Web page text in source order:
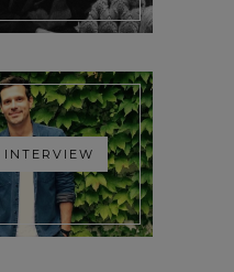
INTERVIEW